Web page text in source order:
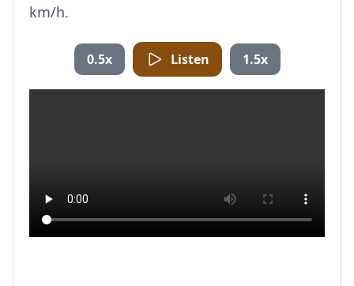
km/h.
0.5x Listen 1.5x